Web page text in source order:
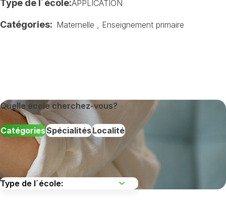
Type de l´école:APPLICATION
Catégories: Maternelle Enseignement primaire
Quelle école cherchez-vous?
CatégoriesSpécialitésLocalité